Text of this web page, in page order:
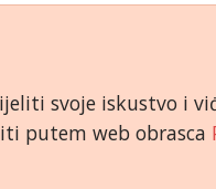
svoje iskustvo i
putem web obrasca